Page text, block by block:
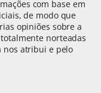
com base em
de modo que
opiniões sobre a
norteadas
nos atribui e pelo